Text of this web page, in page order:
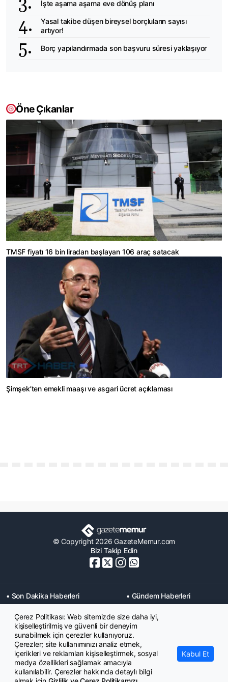
İşte aşama aşama eve dönüş planı
Yasal takibe düşen bireysel borçluların sayısı
artıyor!
Borç yapılandırmada son başvuru süresi yaklaşıyor
Öne Çıkanlar
TMSF fiyatı 16 bin liradan başlayan 106 araç satacak
Şimşek’ten emekli maaşı ve asgari ücret açıklaması
© Copyright 2026 GazeteMemur.com
Bizi Takip Edin
• Son Dakika Haberleri
• Gündem Haberleri
• Memurlar Haberleri
• KPSS Haberleri
• Ekonomi Haberleri
• Eğitim Haberleri
• Yaşam Haberleri
• Maaş Verileri Haberleri
• Mahkeme Kararları
Haberleri
Çerez Politikası: Web sitemizde size daha iyi,
kişiselleştirilmiş ve güvenli bir deneyim
sunabilmek için çerezler kullanıyoruz.
Çerezler; site kullanımınızı analiz etmek,
içerikleri ve reklamları kişiselleştirmek, sosyal
medya özellikleri sağlamak amacıyla
kullanılabilir. Çerezler hakkında detaylı bilgi
Kabul Et